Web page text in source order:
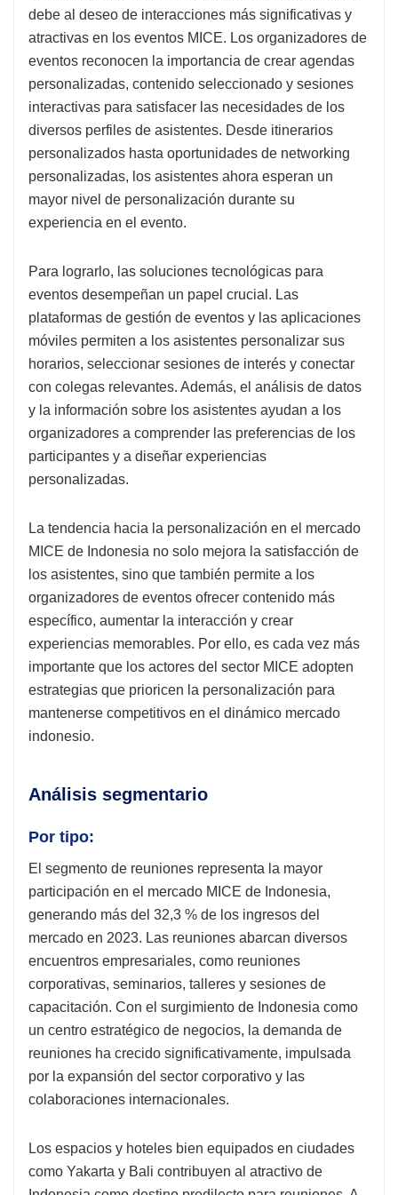
debe al deseo de interacciones más significativas y
atractivas en los eventos MICE. Los organizadores de
eventos reconocen la importancia de crear agendas
personalizadas, contenido seleccionado y sesiones
interactivas para satisfacer las necesidades de los
diversos perfiles de asistentes. Desde itinerarios
personalizados hasta oportunidades de networking
personalizadas, los asistentes ahora esperan un
mayor nivel de personalización durante su
experiencia en el evento.
Para lograrlo, las soluciones tecnológicas para
eventos desempeñan un papel crucial. Las
plataformas de gestión de eventos y las aplicaciones
móviles permiten a los asistentes personalizar sus
horarios, seleccionar sesiones de interés y conectar
con colegas relevantes. Además, el análisis de datos
y la información sobre los asistentes ayudan a los
organizadores a comprender las preferencias de los
participantes y a diseñar experiencias
personalizadas.
La tendencia hacia la personalización en el mercado
MICE de Indonesia no solo mejora la satisfacción de
los asistentes, sino que también permite a los
organizadores de eventos ofrecer contenido más
específico, aumentar la interacción y crear
experiencias memorables. Por ello, es cada vez más
importante que los actores del sector MICE adopten
estrategias que prioricen la personalización para
mantenerse competitivos en el dinámico mercado
indonesio.
Análisis segmentario
Por tipo:
El segmento de reuniones representa la mayor
participación en el mercado MICE de Indonesia,
generando más del 32,3 % de los ingresos del
mercado en 2023. Las reuniones abarcan diversos
encuentros empresariales, como reuniones
corporativas, seminarios, talleres y sesiones de
capacitación. Con el surgimiento de Indonesia como
un centro estratégico de negocios, la demanda de
reuniones ha crecido significativamente, impulsada
por la expansión del sector corporativo y las
colaboraciones internacionales.
Los espacios y hoteles bien equipados en ciudades
como Yakarta y Bali contribuyen al atractivo de